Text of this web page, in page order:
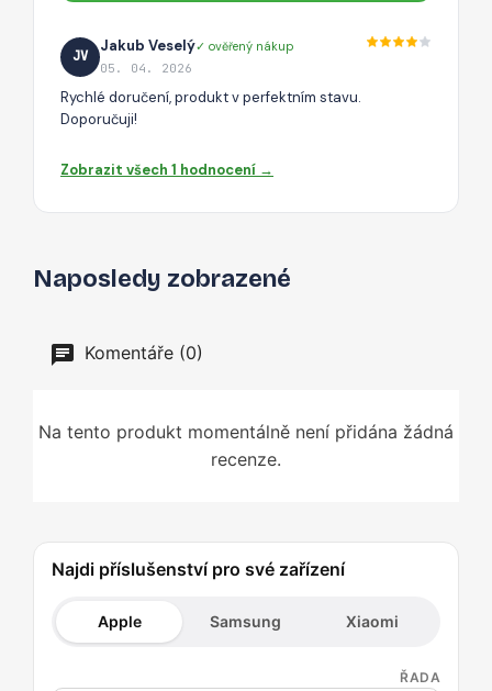
JV
Jakub Veselý✓ ověřený nákup
05. 04. 2026
Rychlé doručení, produkt v perfektním stavu.
Doporučuji!
Zobrazit všech 1 hodnocení →
Naposledy zobrazené
Komentáře (0)
Na tento produkt momentálně není přidána žádná
recenze.
Najdi příslušenství pro své zařízení
Apple Samsung Xiaomi
ŘADA